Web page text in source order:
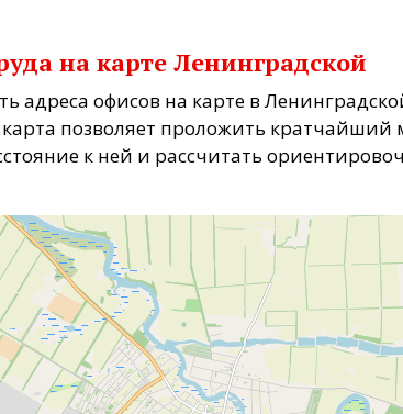
на карте Ленинградской
адреса офисов на карте в
позволяет проложить кратчайший
к ней и рассчитать